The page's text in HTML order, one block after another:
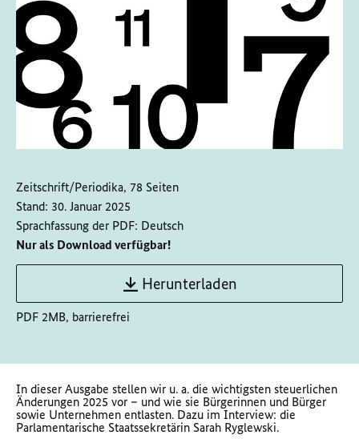
Zeitschrift/Periodika, 78 Seiten
Stand: 30. Januar 2025
Sprachfassung der PDF: Deutsch
Nur als Download verfügbar!
Herunterladen
PDF 2MB, barrierefrei
In dieser Ausgabe stellen wir u. a. die wichtigsten steuerlichen
Änderungen 2025 vor – und wie sie Bürgerinnen und Bürger
sowie Unternehmen entlasten. Dazu im Interview: die
Parlamentarische Staatssekretärin Sarah Ryglewski.